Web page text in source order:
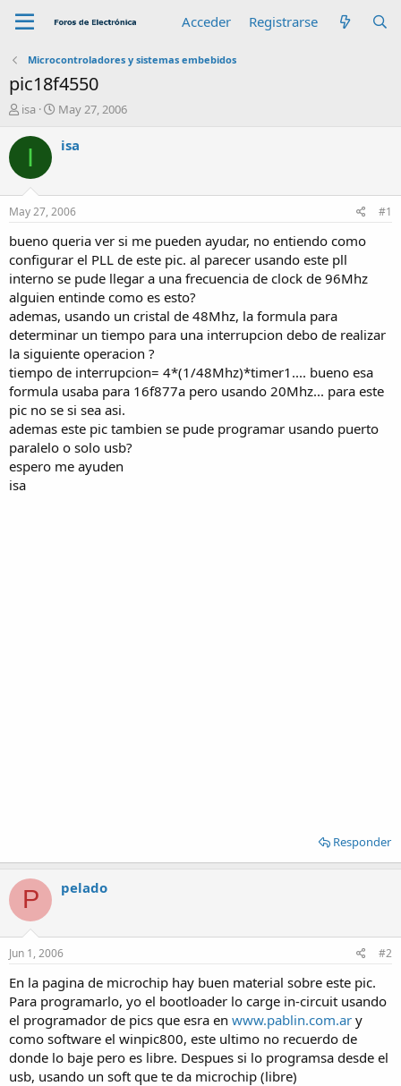
Acceder Registrarse
Microcontroladores y sistemas embebidos
pic18f4550
A
t
r
isa
F
c
e
i
n
i
c
i
o
May 27, 2006
I isa
May 27, 2006 #1
bueno queria ver si me pueden ayudar, no entiendo como
configurar el PLL de este pic. al parecer usando este pll
interno se pude llegar a una frecuencia de clock de 96Mhz
alguien entinde como es esto?
ademas, usando un cristal de 48Mhz, la formula para
determinar un tiempo para una interrupcion debo de realizar
la siguiente operacion ?
tiempo de interrupcion= 4*(1/48Mhz)*timer1.... bueno esa
formula usaba para 16f877a pero usando 20Mhz... para este
pic no se si sea asi.
ademas este pic tambien se pude programar usando puerto
paralelo o solo usb?
espero me ayuden
isa
Responder
P pelado
Jun 1, 2006 #2
En la pagina de microchip hay buen material sobre este pic.
Para programarlo, yo el bootloader lo carge in-circuit usando
el programador de pics que esra en www.pablin.com.ar y
como software el winpic800, este ultimo no recuerdo de
donde lo baje pero es libre. Despues si lo programsa desde el
usb, usando un soft que te da microchip (libre)